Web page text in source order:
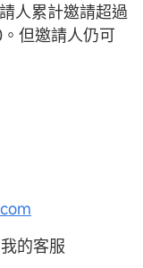
人累計邀請超過
但邀請人仍可
的客服